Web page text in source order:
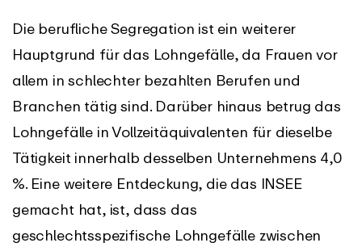
Die berufliche Segregation ist ein weiterer
Hauptgrund für das Lohngefälle, da Frauen vor
allem in schlechter bezahlten Berufen und
Branchen tätig sind. Darüber hinaus betrug das
Lohngefälle in Vollzeitäquivalenten für dieselbe
Tätigkeit innerhalb desselben Unternehmens 4,0
%. Eine weitere Entdeckung, die das INSEE
gemacht hat, ist, dass das
geschlechtsspezifische Lohngefälle zwischen